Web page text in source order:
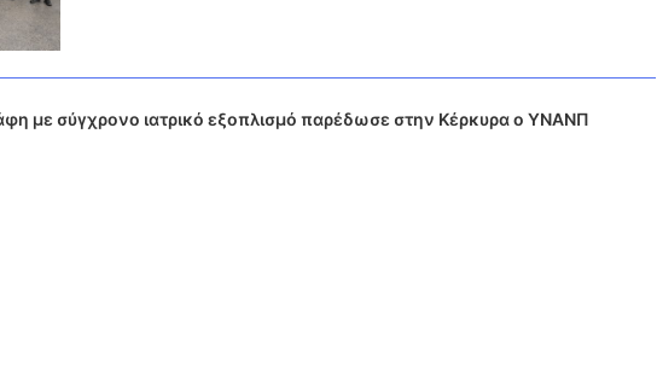
με σύγχρονο ιατρικό εξοπλισμό παρέδωσε στην Κέρκυρα ο ΥΝΑΝΠ